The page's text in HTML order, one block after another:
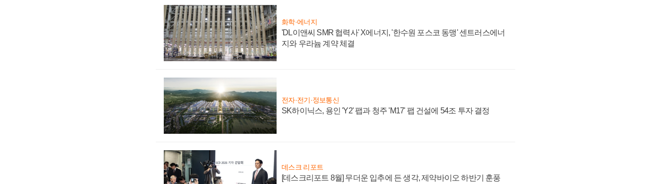
화학·에너지
'DL이앤씨 SMR 협력사' X에너지, '한수원 포스코 동맹' 센트러스에너
지와 우라늄 계약 체결
전자·전기·정보통신
SK하이닉스, 용인 'Y2' 팹과 청주 'M17' 팹 건설에 54조 투자 결정
데스크 리포트
[데스크리포트 8월] 무더운 입추에 든 생각, 제약바이오 하반기 훈풍